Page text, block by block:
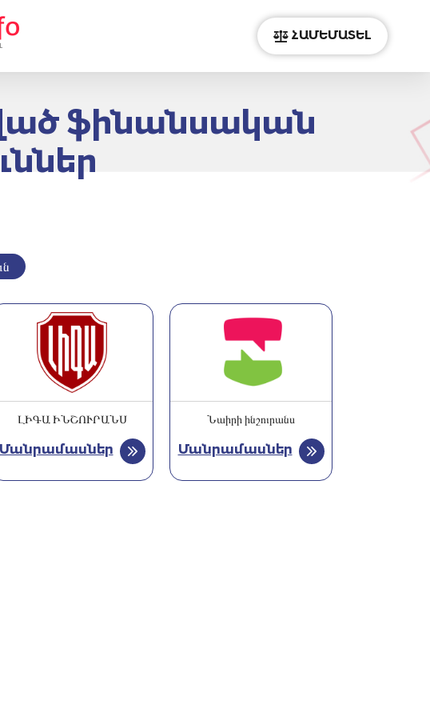
ՀԱՄԵՄԱՏԵԼ
ֆինանսական
ԼԻԳԱ ԻՆՇՈՒՐԱՆՍ
Մանրամասներ
Նաիրի ինշուրանս
Մանրամասներ